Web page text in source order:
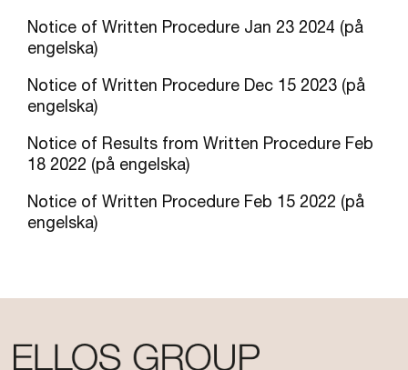
Notice of Written Procedure Jan 23 2024 (på
engelska)
Notice of Written Procedure Dec 15 2023 (på
engelska)
Notice of Results from Written Procedure Feb
18 2022 (på engelska)
Notice of Written Procedure Feb 15 2022 (på
engelska)